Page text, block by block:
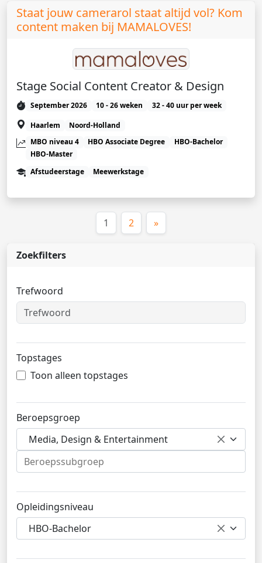
Zoekfilters
Trefwoord
Topstages
Toon alleen topstages
Beroepsgroep
Media, Design & Entertainment
Opleidingsniveau
HBO-Bachelor
Staat jouw camerarol staat altijd vol? Kom
content maken bij MAMALOVES!
Stage Social Content Creator & Design
September 2026 10 - 26 weken
32 - 40 uur per week
Haarlem
Noord-Holland
MBO niveau 4
HBO Associate Degree
HBO-Bachelor
HBO-Master
Afstudeerstage
Meewerkstage
1 (huidige)
2 »